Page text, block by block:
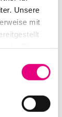
Unsere
mit